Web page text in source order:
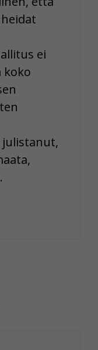
ei
koko
julistanut,